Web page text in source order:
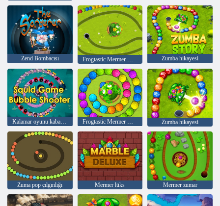
Zend Bombacısı Zumba hikayesi
Kalamar oyunu kabarcık atıcı Frogtastic Mermer Macerası Zumba hikayesi
Zuma pop çılgınlığı Mermer lüks Mermer zumar